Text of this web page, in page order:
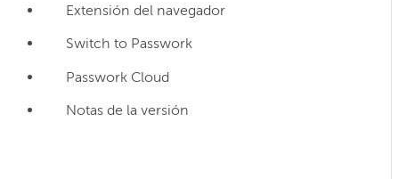
Extensión del navegador
Switch to Passwork
Passwork Cloud
Notas de la versión